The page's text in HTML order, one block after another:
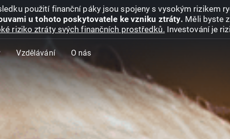
použití finanční páky jsou spojeny s vysokým rizikem
u tohoto poskytovatele ke vzniku ztráty. Měli byste
riziko ztráty svých finančních prostředků. Investování je
Vzdělávání O nás